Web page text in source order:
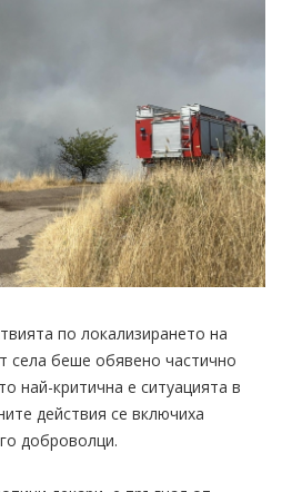
по локализирането на
села беше обявено частично
най-критична е ситуацията в
действия се включиха
доброволци.